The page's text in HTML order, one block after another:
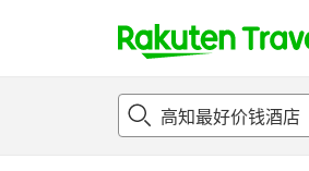
t
p
概况 客房及住宿套餐评论亮点